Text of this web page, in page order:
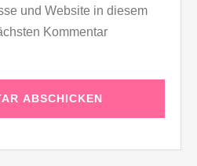
und Website in diesem
Kommentar